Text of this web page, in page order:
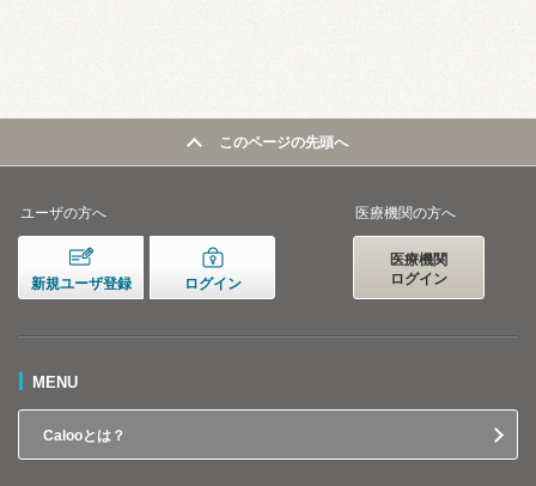
このページの先頭へ
ユーザの方へ
新規ユーザ登録 ログイン
医療機関の方へ
医療機関
ログイン
MENU
Calooとは？